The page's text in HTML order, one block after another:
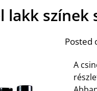
lakk színek
Posted
A